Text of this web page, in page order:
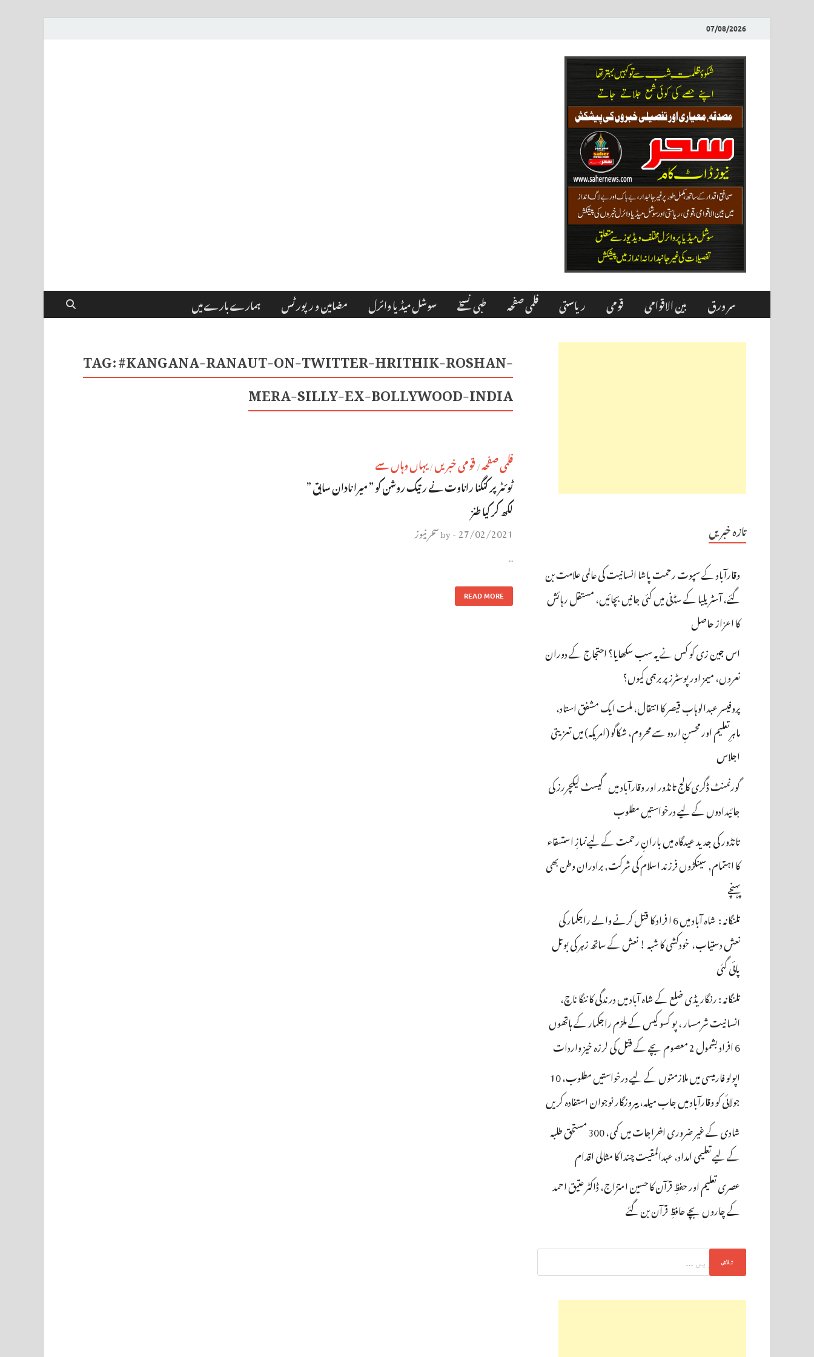
07/08/2026
سر ورق بین الاقوامی قومی ریاستی فلمی صفحہ طبی نسخے سوشل میڈیا وائرل مضامین و رپورٹس ہمارے بارے میں
TAG:#KANGANA-RANAUT-ON-TWITTER-HRITHIK-ROSHAN-
MERA-SILLY-EX-BOLLYWOOD-INDIA
فلمی صفحہ / قومی خبریں / یہاں وہاں سے
ٹوئٹر پر کنگنا راناوت نے رتیک روشن کو ” میرا نادان سابق ”
لکھ کر کیا طنز
27/02/2021
-
byسحر نیوز
…
READ MORE
تازہ خبریں
وقارآباد کے سپوت رحمت پاشا انسانیت کی عالمی علامت بن
گئے، آسٹریلیا کے سڈنی میں کئی جانیں بچائیں، مستقل رہائش
کا اعزاز حاصل
اس جین زی کو کس نے یہ سب سکھایا؟ احتجاج کے دوران
نعروں، میمز اور پوسٹرز پر برہمی کیوں؟
پروفیسر عبدالوہاب قیصر کا انتقال، ملت ایک مشفق استاد،
ماہرِتعلیم اور محسنِ اردو سے محروم، شکاگو (امریکہ) میں تعزیتی
اجلاس
گورنمنٹ ڈگری کالج تانڈور اور وقارآباد میں گیسٹ لیکچررز کی
جائیدادوں کے لیے درخواستیں مطلوب
تانڈور کی جدید عیدگاہ میں بارانِ رحمت کے لیےنمازِ استسقاء
کا اہتمام, سینکڑوں فرزند اسلام کی شرکت, برادران وطن بھی
پہنچے
تلنگانہ : شاہ آباد میں 6 ا فراد کا قتل کرنے والے راجکمار کی
نعش دستیاب، خودکشی کا شبہ ! نعش کے ساتھ زہر کی بوتل
پائی گئی
تلنگانہ : رنگاریڈی ضلع کے شاہ آباد میں درندگی کا ننگا ناچ،
انسانیت شرمسار ، پو کسو کیس کے ملزم راجکمار کے ہاتھوں
6 افراد بشمول 2 معصوم بچے کے قتل کی لرزہ خیز واردات
اپولو فارمیسی میں ملازمتوں کے لیے درخواستیں مطلوب، 10
جولائی کو وقارآباد میں جاب میلہ، بیروزگار نوجوان استفادہ کریں
شادی کے غیر ضروری اخراجات میں کمی، 300 مستحق طلبہ
کے لیے تعلیمی امداد، عبدالمقیت چندا کا مثالی اقدام
عصری تعلیم اور حفظِ قرآن کا حسین امتزاج، ڈاکٹر عتیق احمد
کے چاروں بچے حافظِ قرآن بن گئے